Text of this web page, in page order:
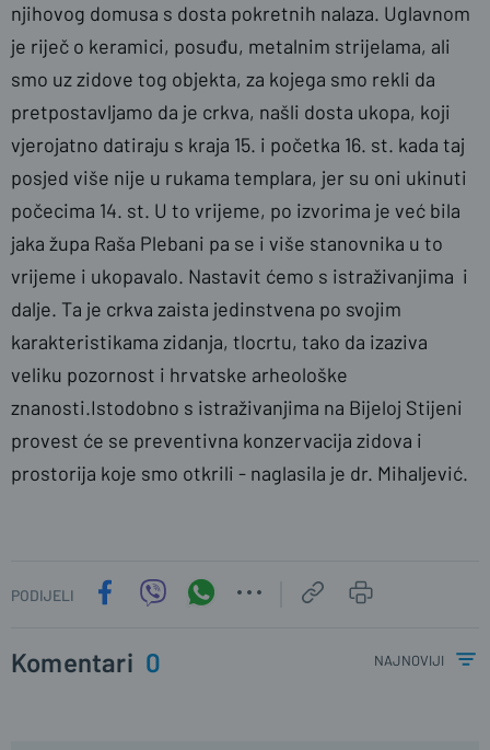
njihovog domusa s dosta pokretnih nalaza. Uglavnom
je riječ o keramici, posuđu, metalnim strijelama, ali
smo uz zidove tog objekta, za kojega smo rekli da
pretpostavljamo da je crkva, našli dosta ukopa, koji
vjerojatno datiraju s kraja 15. i početka 16. st. kada taj
posjed više nije u rukama templara, jer su oni ukinuti
počecima 14. st. U to vrijeme, po izvorima je već bila
jaka župa Raša Plebani pa se i više stanovnika u to
vrijeme i ukopavalo. Nastavit ćemo s istraživanjima i
dalje. Ta je crkva zaista jedinstvena po svojim
karakteristikama zidanja, tlocrtu, tako da izaziva
veliku pozornost i hrvatske arheološke
znanosti.Istodobno s istraživanjima na Bijeloj Stijeni
provest će se preventivna konzervacija zidova i
prostorija koje smo otkrili - naglasila je dr. Mihaljević.
PODIJELI
Komentari 0 najnoviji